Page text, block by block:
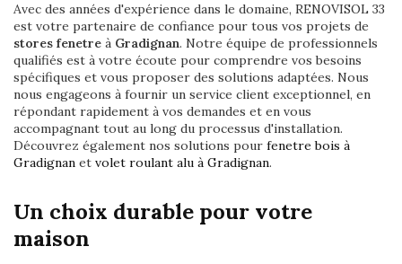
Avec des années d'expérience dans le domaine, RENOVISOL 33
est votre partenaire de confiance pour tous vos projets de
stores fenetre à Gradignan. Notre équipe de professionnels
qualifiés est à votre écoute pour comprendre vos besoins
spécifiques et vous proposer des solutions adaptées. Nous
nous engageons à fournir un service client exceptionnel, en
répondant rapidement à vos demandes et en vous
accompagnant tout au long du processus d'installation.
Découvrez également nos solutions pour fenetre bois à
Gradignan et volet roulant alu à Gradignan.
Un choix durable pour votre
maison